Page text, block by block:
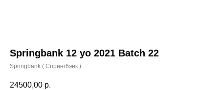
Springbank 12 yo 2021 Batch 22
Springbank ( Спрингбэнк )
24500,00 р.